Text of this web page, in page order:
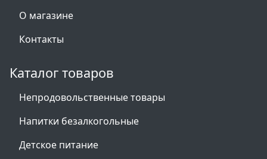
О магазине
Контакты
Каталог товаров
Непродовольственные товары
Напитки безалкогольные
Детское питание